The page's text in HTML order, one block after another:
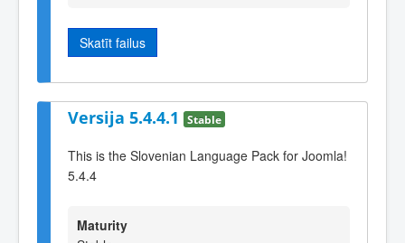
Skatīt failus
Versija 5.4.4.1 Stable
This is the Slovenian Language Pack for Joomla!
5.4.4
Maturity